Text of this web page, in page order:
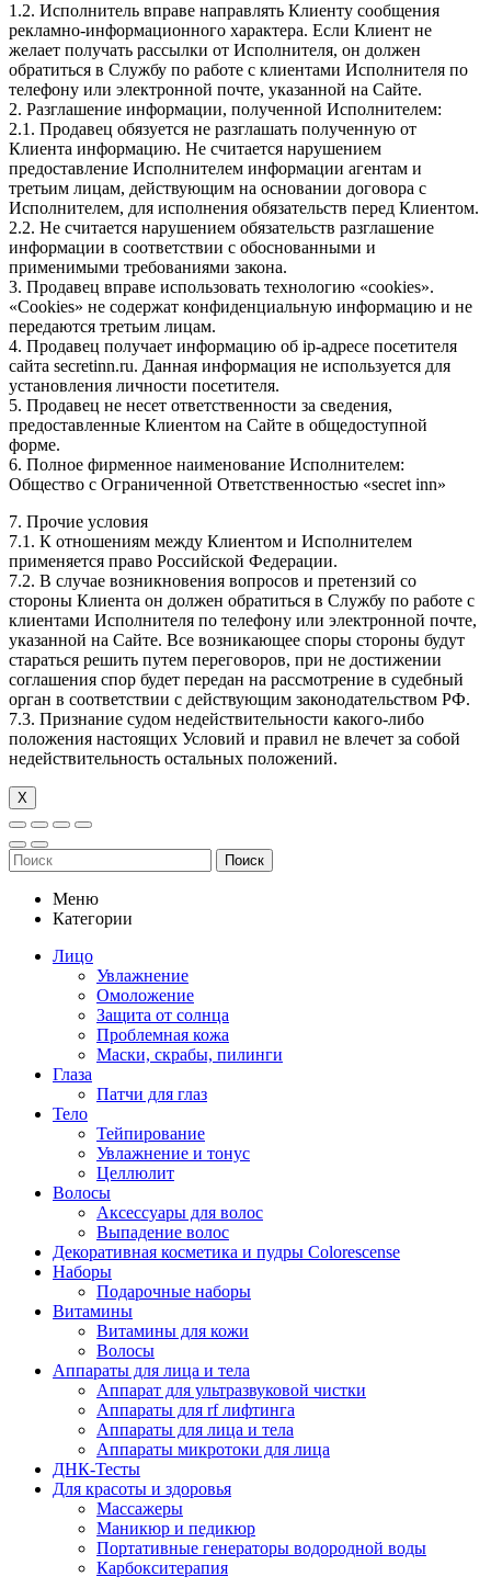
1.2. Исполнитель вправе направлять Клиенту сообщения
рекламно-информационного характера. Если Клиент не
желает получать рассылки от Исполнителя, он должен
обратиться в Службу по работе с клиентами Исполнителя по
телефону или электронной почте, указанной на Сайте.
2. Разглашение информации, полученной Исполнителем:
2.1. Продавец обязуется не разглашать полученную от
Клиента информацию. Не считается нарушением
предоставление Исполнителем информации агентам и
третьим лицам, действующим на основании договора с
Исполнителем, для исполнения обязательств перед Клиентом.
2.2. Не считается нарушением обязательств разглашение
информации в соответствии с обоснованными и
применимыми требованиями закона.
3. Продавец вправе использовать технологию «cookies».
«Cookies» не содержат конфиденциальную информацию и не
передаются третьим лицам.
4. Продавец получает информацию об ip-адресе посетителя
сайта secretinn.ru. Данная информация не используется для
установления личности посетителя.
5. Продавец не несет ответственности за сведения,
предоставленные Клиентом на Сайте в общедоступной
форме.
6. Полное фирменное наименование Исполнителем:
Общество с Ограниченной Ответственностью «secret inn»
7. Прочие условия
7.1. К отношениям между Клиентом и Исполнителем
применяется право Российской Федерации.
7.2. В случае возникновения вопросов и претензий со
стороны Клиента он должен обратиться в Службу по работе с
клиентами Исполнителя по телефону или электронной почте,
указанной на Сайте. Все возникающее споры стороны будут
стараться решить путем переговоров, при не достижении
соглашения спор будет передан на рассмотрение в судебный
орган в соответствии с действующим законодательством РФ.
7.3. Признание судом недействительности какого-либо
положения настоящих Условий и правил не влечет за собой
недействительность остальных положений.
Х
Поиск
Меню
Категории
Лицо
Увлажнение
Омоложение
Защита от солнца
Проблемная кожа
Маски, скрабы, пилинги
Глаза
Патчи для глаз
Тело
Тейпирование
Увлажнение и тонус
Целлюлит
Волосы
Аксессуары для волос
Выпадение волос
Декоративная косметика и пудры Colorescense
Наборы
Подарочные наборы
Витамины
Витамины для кожи
Волосы
Аппараты для лица и тела
Аппарат для ультразвуковой чистки
Аппараты для rf лифтинга
Аппараты для лица и тела
Аппараты микротоки для лица
ДНК-Тесты
Для красоты и здоровья
Массажеры
Маникюр и педикюр
Портативные генераторы водородной воды
Карбокситерапия